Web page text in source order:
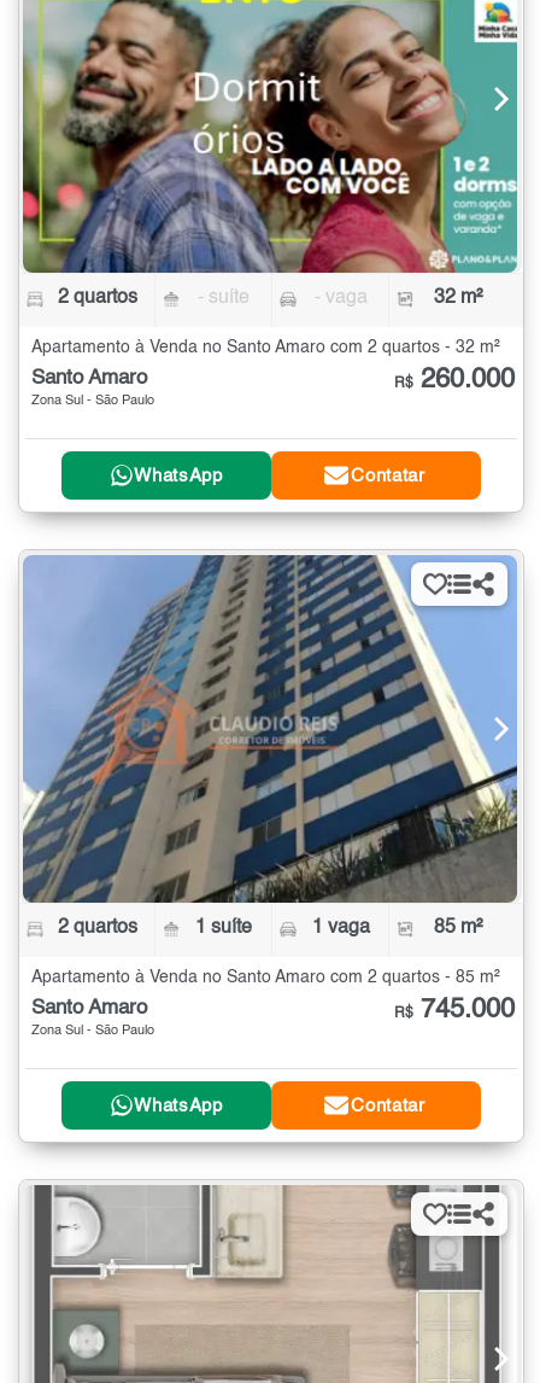
2 quartos - suíte - vaga 32 m²
Apartamento à Venda no Santo Amaro com 2 quartos - 32 m²
Santo Amaro
Zona Sul - São Paulo
R$ 260.000
WhatsApp Contatar
2 quartos 1 suíte 1 vaga 85 m²
Apartamento à Venda no Santo Amaro com 2 quartos - 85 m²
Santo Amaro
Zona Sul - São Paulo
R$ 745.000
WhatsApp Contatar